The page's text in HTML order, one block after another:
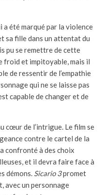
a été marqué par la violence
sa fille dans un attentat du
pu se remettre de cette
froid et impitoyable, mais il
de ressentir de l’empathie
qui ne se laisse pas
capable de changer et de
cœur de l’intrigue. Le film se
contre le cartel de la
confronté à des choix
et il devra faire face à
démons. Sicario 3promet
avec un personnage